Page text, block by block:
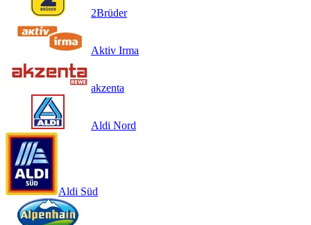
2Brüder
Aktiv Irma
akzenta
Aldi Nord
Aldi Süd